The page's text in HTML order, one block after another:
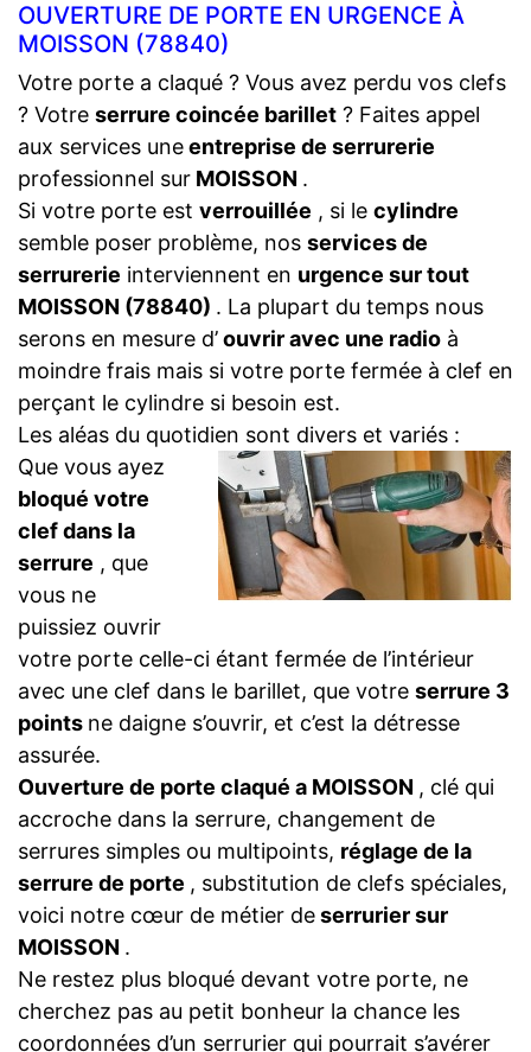
OUVERTURE DE PORTE EN URGENCE À
MOISSON (78840)
Votre porte a claqué ? Vous avez perdu vos clefs
? Votre serrure coincée barillet ? Faites appel
aux services uneentreprise de serrurerie
professionnel sur MOISSON .
Si votre porte est verrouillée , si le cylindre
semble poser problème, nos services de
serrurerie interviennent en urgence sur tout
MOISSON (78840) . La plupart du temps nous
serons en mesure d’ouvrir avec une radio à
moindre frais mais si votre porte fermée à clef en
perçant le cylindre si besoin est.
Les aléas du quotidien sont divers et variés :
Que vous ayez
bloqué votre
clef dans la
serrure , que
vous ne
puissiez ouvrir
votre porte celle-ci étant fermée de l’intérieur
avec une clef dans le barillet, que votre serrure 3
points ne daigne s’ouvrir, et c’est la détresse
assurée.
Ouverture de porte claqué a MOISSON , clé qui
accroche dans la serrure, changement de
serrures simples ou multipoints, réglage de la
serrure de porte , substitution de clefs spéciales,
voici notre cœur de métier deserrurier sur
MOISSON .
Ne restez plus bloqué devant votre porte, ne
cherchez pas au petit bonheur la chance les
coordonnées d’un serrurier qui pourrait s’avérer